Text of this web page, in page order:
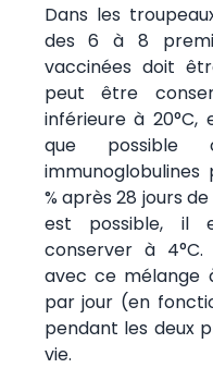
Dans les
des 6 à 8
vaccinées doit
peut être
inférieure à
que possible
immunoglobulines
% après 28 jours
est possible, il
conserver à 4°C.
avec ce mélange
par jour (en
pendant les deux
vie.